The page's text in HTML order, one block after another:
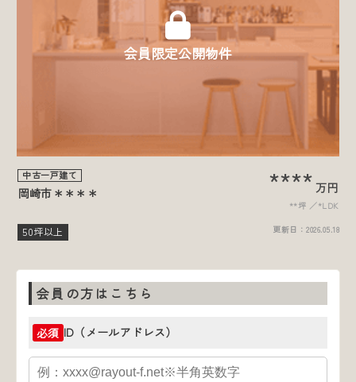
会員限定公開物件
中古一戸建て
岡崎市＊＊＊＊ **** 万円
**坪 *LDK
50坪以上 更新日： 2026.05.18
会員の方はこちら
必須 ID（メールアドレス）